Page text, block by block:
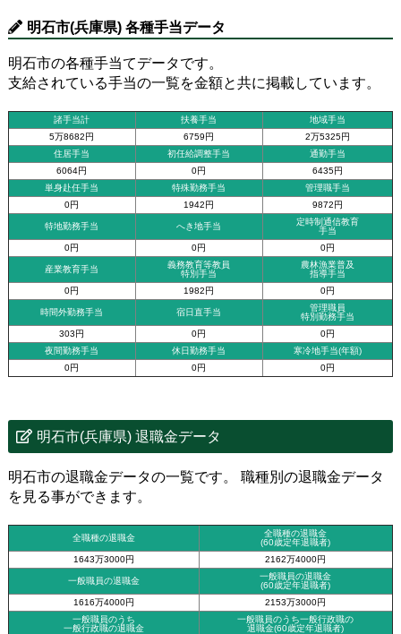
明石市(兵庫県) 各種手当データ
明石市の各種手当てデータです。
支給されている手当の一覧を金額と共に掲載しています。
諸手当計 扶養手当
地域手当
5万8682円
6759円
2万5325円
住居手当
初任給調整手当
通勤手当
6064円
0円
6435円
単身赴任手当
特殊勤務手当
管理職手当
0円
1942円 9872円
特地勤務手当 へき地手当
定時制通信教育
手当
0円
0円 0円
産業教育手当
義務教育等教員
特別手当
農林漁業普及
指導手当
0円
1982円 0円
時間外勤務手当 宿日直手当
管理職員
特別勤務手当
303円
0円
0円
夜間勤務手当
休日勤務手当
寒冷地手当(年額)
0円
0円 0円
明石市(兵庫県) 退職金データ
明石市の退職金データの一覧です。 職種別の退職金データ
を見る事ができます。
全職種の退職金
全職種の退職金
(60歳定年退職者)
1643万3000円
2162万4000円
一般職員の退職金
一般職員の退職金
(60歳定年退職者)
1616万4000円
2153万3000円
一般職員のうち
一般行政職の退職金
一般職員のうち一般行政職の
退職金(60歳定年退職者)